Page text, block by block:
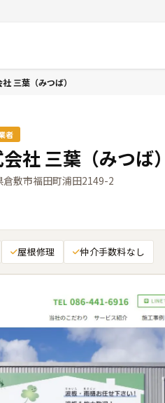
三葉（みつば）
者
社 三葉（みつば）
倉敷市福田町浦田2149-2
屋根修理 仲介手数料なし